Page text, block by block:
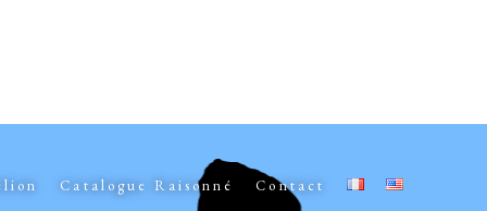
Catalogue Raisonné Contact